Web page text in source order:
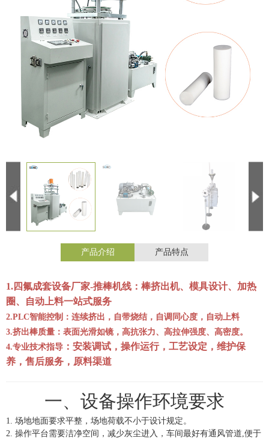
产品介绍 产品特点
1.四氟成套设备厂家-推棒机线：棒挤出机、模具设计、加热
圈、自动上料一站式服务
2.PLC智能控制：连续挤出，自带烧结，自调同心度，自动上料
3.挤出棒质量：表面光滑如镜，高抗张力、高拉伸强度、高密度。
4.专业技术指导 ： 安装调试，操作运行，工艺设定，维护保
养，售后服务，原料渠道
一、设备操作环境要求
1. 场地地面要求平整，场地荷载不小于设计规定。
2. 操作平台需要洁净空间，减少灰尘进入，车间最好有通风管道,便于